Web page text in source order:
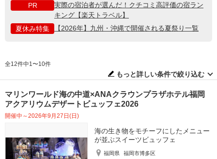
PR
実際の宿泊者が選んだ！クチコミ高評価の宿ラン
キング【楽天トラベル】
夏休み特集
【2026年】九州・沖縄で開催される夏祭り一覧
全12件中1〜10件
もっと詳しい条件で絞り込む
マリンワールド海の中道×ANAクラウンプラザホテル福岡
アクアリウムデザートビュッフェ2026
開催中～2026年9月27日(日)
海の生き物をモチーフにしたメニュー
が並ぶスイーツビュッフェ
福岡県
福岡市博多区